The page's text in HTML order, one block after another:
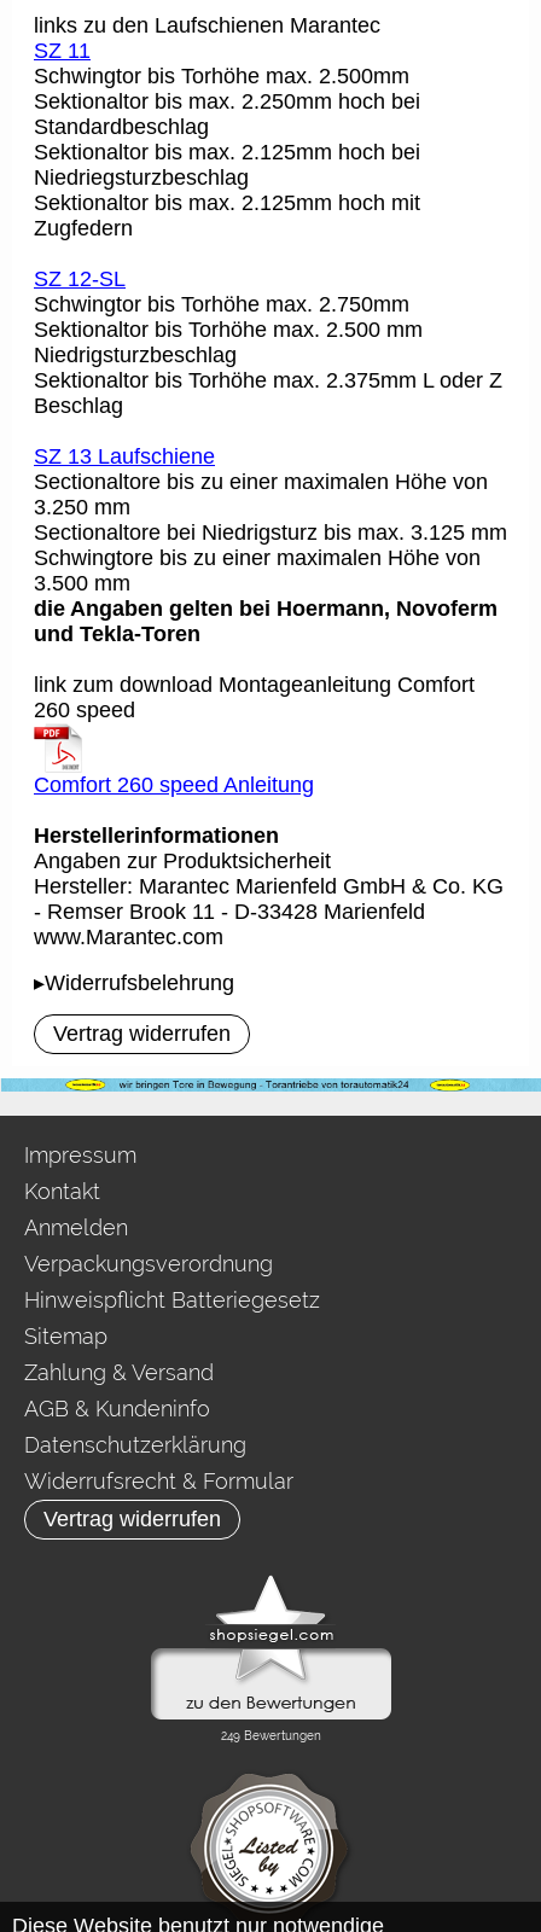
Diese Website benutzt nur notwendige
links zu den Laufschienen Marantec
SZ 11
Schwingtor bis Torhöhe max. 2.500mm
Sektionaltor bis max. 2.250mm hoch bei
Standardbeschlag
Sektionaltor bis max. 2.125mm hoch bei
Niedriegsturzbeschlag
Sektionaltor bis max. 2.125mm hoch mit
Zugfedern
SZ 12-SL
Schwingtor bis Torhöhe max. 2.750mm
Sektionaltor bis Torhöhe max. 2.500 mm
Niedrigsturzbeschlag
Sektionaltor bis Torhöhe max. 2.375mm L oder Z
Beschlag
SZ 13 Laufschiene
Sectionaltore bis zu einer maximalen Höhe von
3.250 mm
Sectionaltore bei Niedrigsturz bis max. 3.125 mm
Schwingtore bis zu einer maximalen Höhe von
3.500 mm
die Angaben gelten bei Hoermann, Novoferm
und Tekla-Toren
link zum download Montageanleitung Comfort
260 speed
Comfort 260 speed Anleitung
Herstellerinformationen
Angaben zur Produktsicherheit
Hersteller: Marantec Marienfeld GmbH & Co. KG
- Remser Brook 11 - D-33428 Marienfeld
www.Marantec.com
▸Widerrufsbelehrung
Vertrag widerrufen
Impressum
Kontakt
Anmelden
Verpackungsverordnung
Hinweispflicht Batteriegesetz
Sitemap
Zahlung & Versand
AGB & Kundeninfo
Datenschutzerklärung
Widerrufsrecht & Formular
Vertrag widerrufen